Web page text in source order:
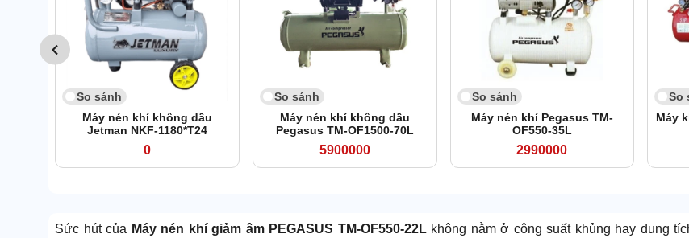
So sánh
Máy nén khí không dầu
Jetman NKF-1180*T24
0
So sánh
Máy nén khí không dầu
Pegasus TM-OF1500-70L
5900000
So sánh
Máy nén khí Pegasus TM-
OF550-35L
2990000
So
Máy
Sức hút của Máy nén khí giảm âm PEGASUS TM-OF550-22Lkhông nằm ở công suất khủng hay dung